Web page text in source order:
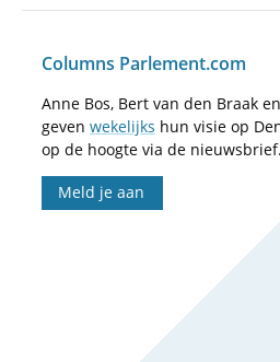
Columns Parlement.com
Anne Bos, Bert van den Braak
geven wekelijks hun visie op
op de hoogte via de nieuwsbrief.
Meld je aan